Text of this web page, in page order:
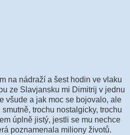
na nádraží a šest hodin ve vlaku
ze Slavjansku mi Dimitrij v jednu
všude a jak moc se bojovalo, ale
trochu nostalgicky, trochu
úplně jistý, jestli se mu nechce
poznamenala miliony životů.